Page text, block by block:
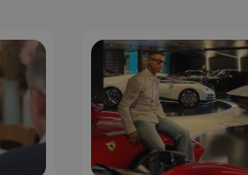
Cloudflare Inc.
.onesignal.com
29 λεπτά 58
δευτερόλεπτα
Cloudflare Inc.
29 λεπτά 59